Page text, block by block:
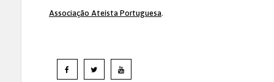
Associação Ateísta Portuguesa.